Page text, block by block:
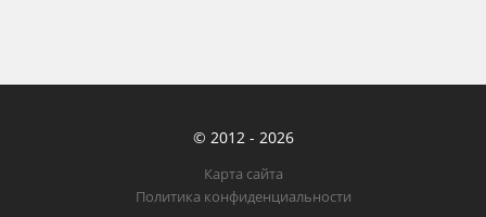
© 2012 - 2026
Карта сайта
Политика конфиденциальности